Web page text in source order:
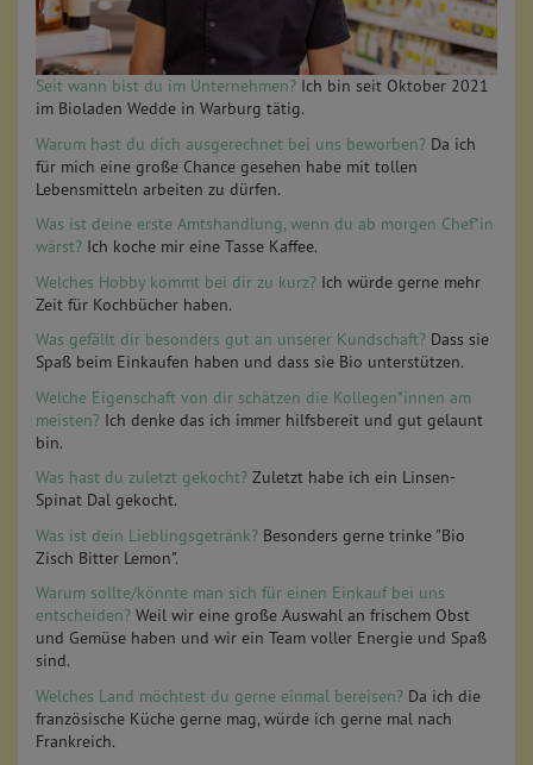
Seit wann bist du im Unternehmen? Ich bin seit Oktober 2021
im Bioladen Wedde in Warburg tätig.
Warum hast du dich ausgerechnet bei uns beworben? Da ich
für mich eine große Chance gesehen habe mit tollen
Lebensmitteln arbeiten zu dürfen.
Was ist deine erste Amtshandlung, wenn du ab morgen Chef*in
wärst? Ich koche mir eine Tasse Kaffee.
Welches Hobby kommt bei dir zu kurz? Ich würde gerne mehr
Zeit für Kochbücher haben.
Was gefällt dir besonders gut an unserer Kundschaft? Dass sie
Spaß beim Einkaufen haben und dass sie Bio unterstützen.
Welche Eigenschaft von dir schätzen die Kollegen*innen am
meisten? Ich denke das ich immer hilfsbereit und gut gelaunt
bin.
Was hast du zuletzt gekocht? Zuletzt habe ich ein Linsen-
Spinat Dal gekocht.
Was ist dein Lieblingsgetränk? Besonders gerne trinke "Bio
Zisch Bitter Lemon".
Warum sollte/könnte man sich für einen Einkauf bei uns
entscheiden? Weil wir eine große Auswahl an frischem Obst
und Gemüse haben und wir ein Team voller Energie und Spaß
sind.
Welches Land möchtest du gerne einmal bereisen? Da ich die
französische Küche gerne mag, würde ich gerne mal nach
Frankreich.